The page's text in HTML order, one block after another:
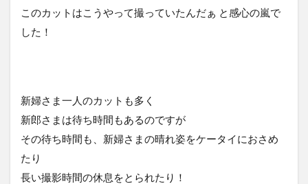
このカットはこうやって撮っていたんだぁ と感心の嵐で
した！
新婦さま一人のカットも多く
新郎さまは待ち時間もあるのですが
その待ち時間も、新婦さまの晴れ姿をケータイにおさめ
たり
長い撮影時間の休息をとられたり！